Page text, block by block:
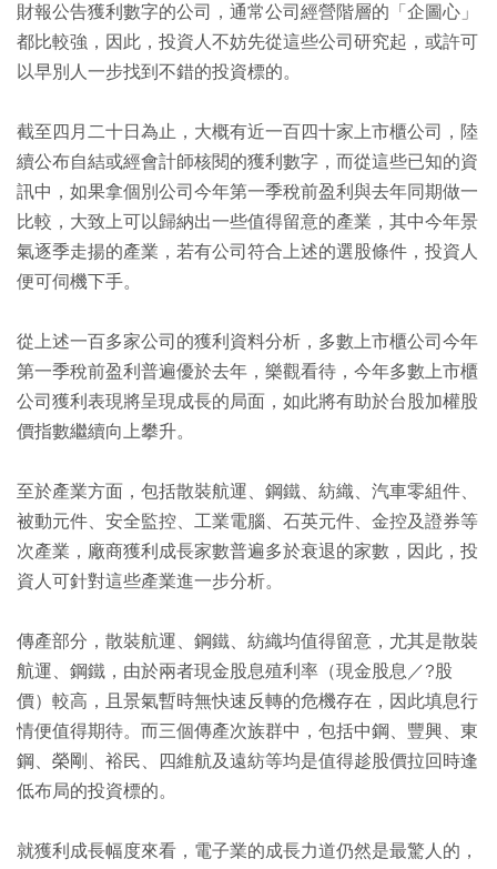
財報公告獲利數字的公司，通常公司經營階層的「企圖心」
都比較強，因此，投資人不妨先從這些公司研究起，或許可
以早別人一步找到不錯的投資標的。
截至四月二十日為止，大概有近一百四十家上市櫃公司，陸
續公布自結或經會計師核閱的獲利數字，而從這些已知的資
訊中，如果拿個別公司今年第一季稅前盈利與去年同期做一
比較，大致上可以歸納出一些值得留意的產業，其中今年景
氣逐季走揚的產業，若有公司符合上述的選股條件，投資人
便可伺機下手。
從上述一百多家公司的獲利資料分析，多數上市櫃公司今年
第一季稅前盈利普遍優於去年，樂觀看待，今年多數上市櫃
公司獲利表現將呈現成長的局面，如此將有助於台股加權股
價指數繼續向上攀升。
至於產業方面，包括散裝航運、鋼鐵、紡織、汽車零組件、
被動元件、安全監控、工業電腦、石英元件、金控及證券等
次產業，廠商獲利成長家數普遍多於衰退的家數，因此，投
資人可針對這些產業進一步分析。
傳產部分，散裝航運、鋼鐵、紡織均值得留意，尤其是散裝
航運、鋼鐵，由於兩者現金股息殖利率（現金股息／?股
價）較高，且景氣暫時無快速反轉的危機存在，因此填息行
情便值得期待。而三個傳產次族群中，包括中鋼、豐興、東
鋼、榮剛、裕民、四維航及遠紡等均是值得趁股價拉回時逢
低布局的投資標的。
就獲利成長幅度來看，電子業的成長力道仍然是最驚人的，